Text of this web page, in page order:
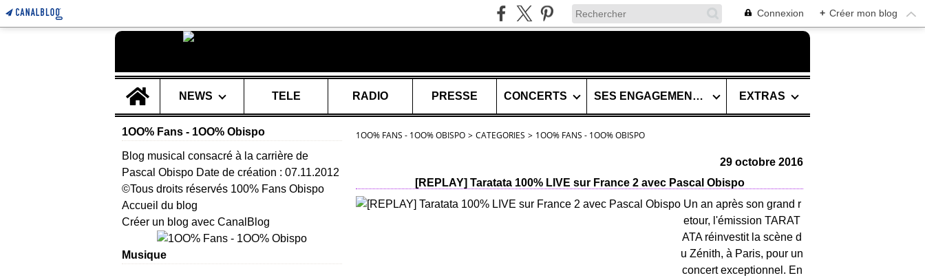
Connexion + Créer mon blog
NEWS
TELE RADIO PRESSE CONCERTS SES ENGAGEMENTS EXTRAS
1OO% Fans - 1OO% Obispo
Blog musical consacré à la carrière de
Pascal Obispo Date de création : 07.11.2012
©Tous droits réservés 100% Fans Obispo
Accueil du blog
Créer un blog avec CanalBlog
Musique
1OO% FANS - 1OO% OBISPO > CATEGORIES > 1OO% FANS - 1OO% OBISPO
29 octobre 2016
[REPLAY] Taratata 100% LIVE sur France 2 avec Pascal Obispo
Un an après son grand r
etour, l'émission TARAT
ATA réinvestit la scène d
u Zénith, à Paris, pour un
concert exceptionnel. En